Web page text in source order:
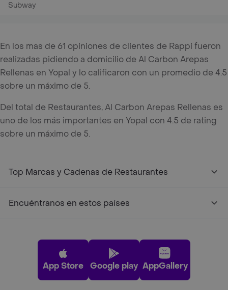
Subway
En los mas de 61 opiniones de clientes de Rappi fueron
realizadas pidiendo a domicilio de Al Carbon Arepas
Rellenas en Yopal y lo calificaron con un promedio de 4.5
sobre un máximo de 5.
Del total de Restaurantes, Al Carbon Arepas Rellenas es
uno de los más importantes en Yopal con 4.5 de rating
sobre un máximo de 5.
Top Marcas y Cadenas de Restaurantes
Encuéntranos en estos países
App Store Google play AppGallery